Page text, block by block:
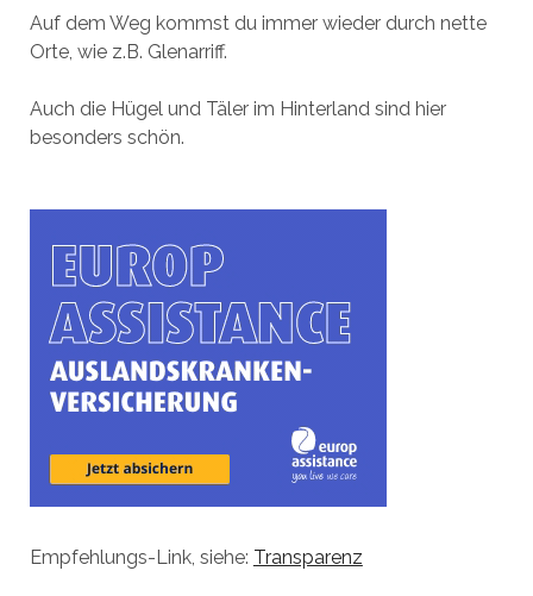
Auf dem Weg kommst du immer wieder durch nette
Orte, wie z.B. Glenarriff.
Auch die Hügel und Täler im Hinterland sind hier
besonders schön.
Empfehlungs-Link, siehe: Transparenz